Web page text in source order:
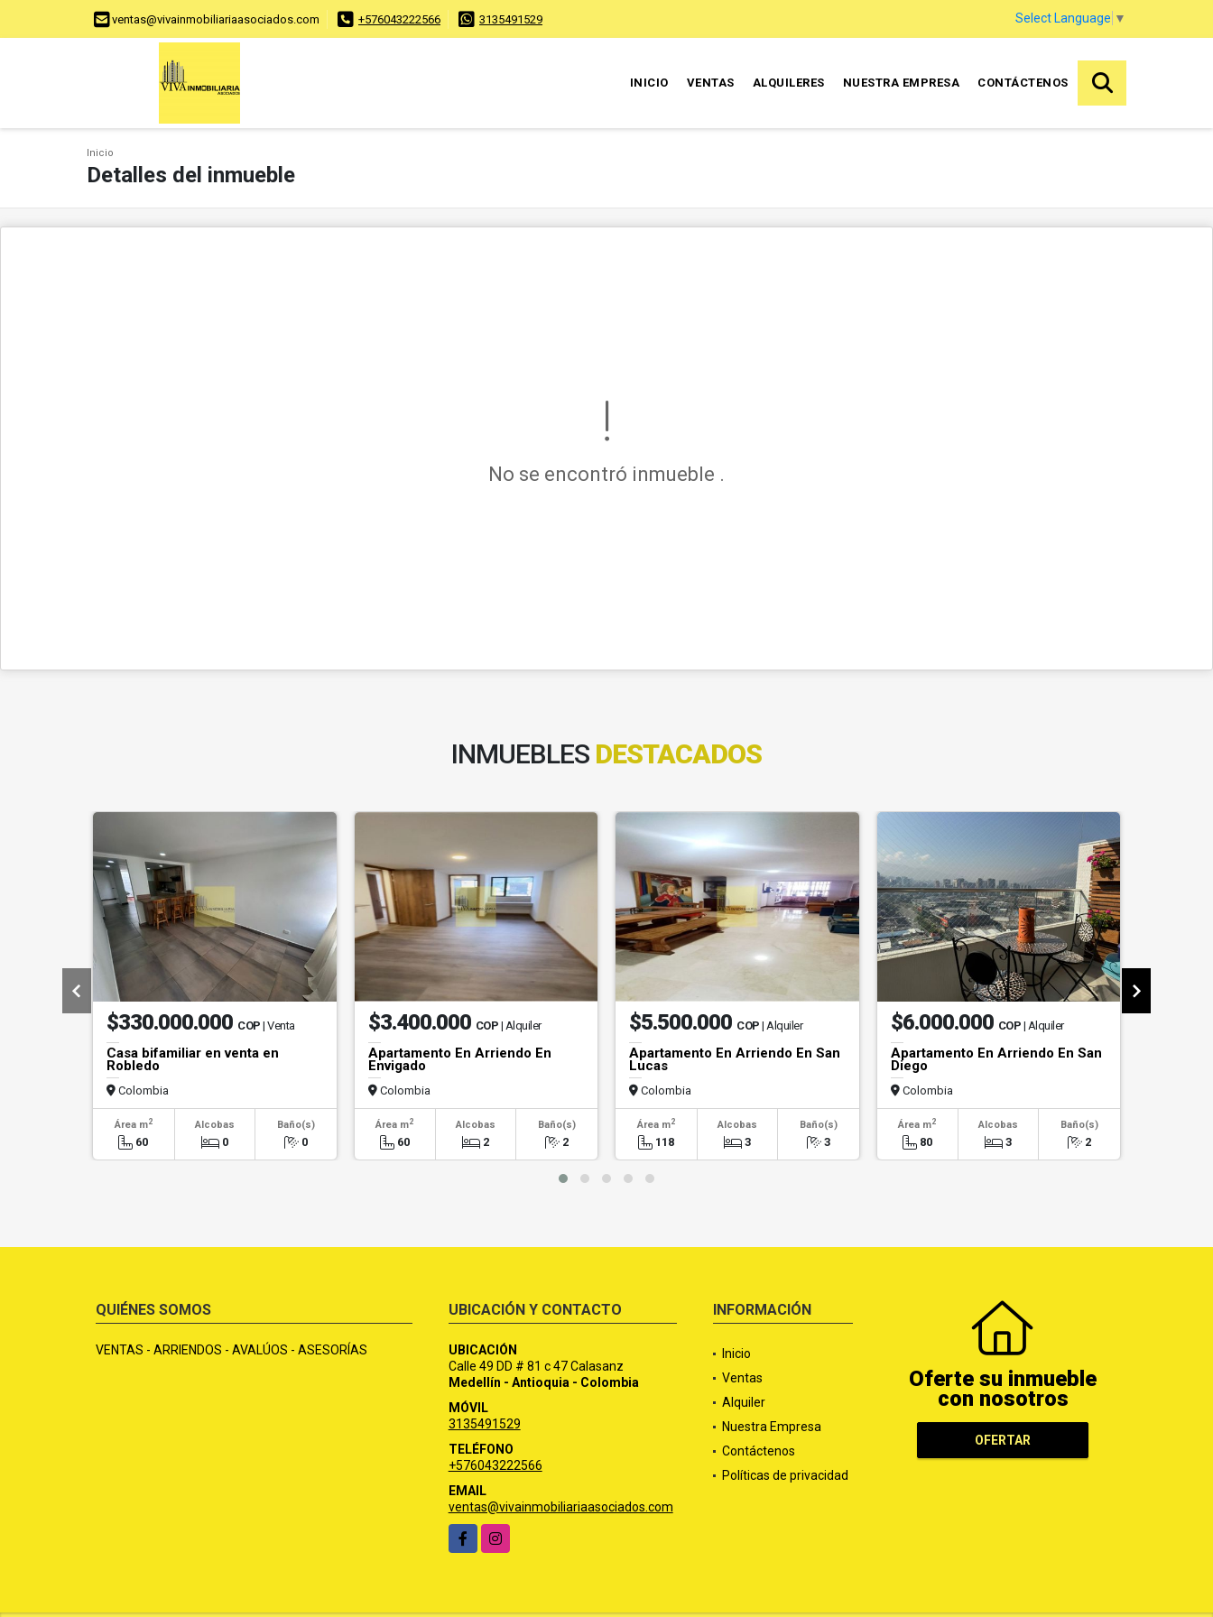
ventas@vivainmobiliariaasociados.com +576043222566 3135491529 Select Language ▼
INICIO VENTAS ALQUILERES NUESTRA EMPRESA CONTÁCTENOS
Inicio
Detalles del inmueble
No se encontró inmueble .
INMUEBLES DESTACADOS
$330.000.000 COP | Venta
Casa bifamiliar en venta en
Robledo
Colombia
Área m2
60
Alcobas
0
Baño(s)
0
$3.400.000 COP | Alquiler
Apartamento En Arriendo En
Envigado
Colombia
Área m2
60
Alcobas
2
Baño(s)
2
$5.500.000 COP | Alquiler
Apartamento En Arriendo En San
Lucas
Colombia
Área m2
118
Alcobas
3
Baño(s)
3
$6.000.000 COP | Alquiler
Apartamento En Arriendo En San
Diego
Colombia
Área m2
80
Alcobas
3
Baño(s)
2
QUIÉNES SOMOS
VENTAS - ARRIENDOS - AVALÚOS - ASESORÍAS
UBICACIÓN Y CONTACTO
UBICACIÓN
Calle 49 DD # 81 c 47 Calasanz
Medellín - Antioquia - Colombia
MÓVIL
3135491529
TELÉFONO
+576043222566
EMAIL
ventas@vivainmobiliariaasociados.com
FacebookInstagram
INFORMACIÓN
Inicio
Ventas
Alquiler
Nuestra Empresa
Contáctenos
Políticas de privacidad
Oferte su inmueble
con nosotros
OFERTAR